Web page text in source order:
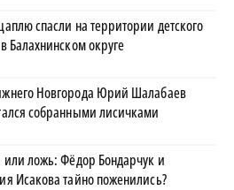
спасли на территории детского
Балахнинском округе
Новгорода Юрий Шалабаев
собранными лисичками
или ложь: Фёдор Бондарчук и
Исакова тайно поженились?